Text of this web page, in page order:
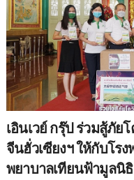
เอินเวย์ กรุ๊ป ร่วมสู้ภั
จีนฮั่วเซียงฯ ให้กับโร
พยาบาลเทียนฟ้ามูลนิธิ